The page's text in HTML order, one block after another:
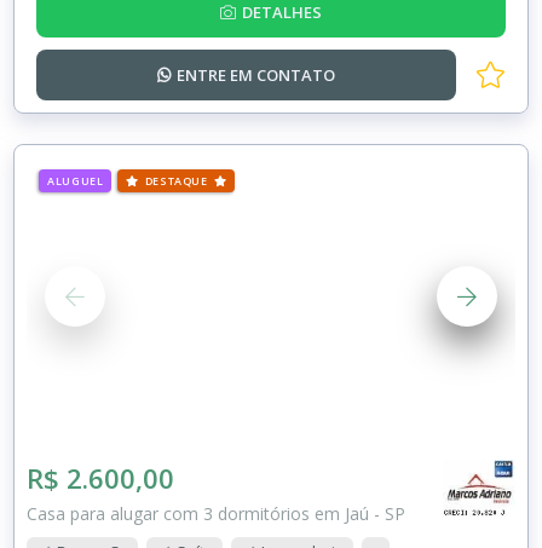
DETALHES
ENTRE EM CONTATO
ALUGUEL DESTAQUE
R$ 2.600,00
Casa para alugar com 3 dormitórios em Jaú - SP